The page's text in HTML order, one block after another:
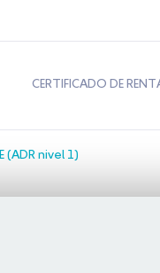
CERTIFICADO DE
(ADR nivel 1)